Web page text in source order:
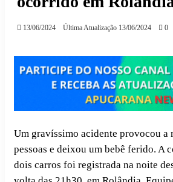
13/06/2024 Última Atualização 13/06/2024 0
Um gravíssimo acidente provocou a
pessoas e deixou um bebê ferido. A
dois carros foi registrada na noite